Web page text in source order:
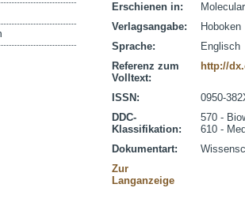
Erschienen in:
Verlagsangabe:
Sprache:
Englisch
Referenz zum
Volltext:
http://
ISSN:
0950-
DDC-
Klassifikation:
570 -
610 -
Dokumentart:
Zur
Langanzeige